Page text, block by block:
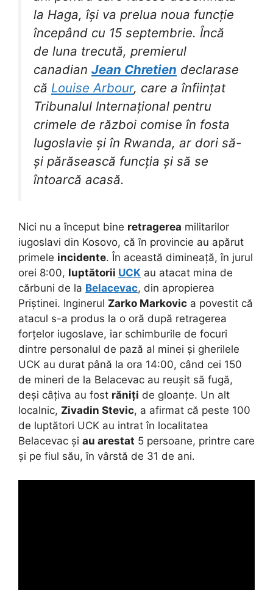
la Haga, își va prelua noua funcție
începând cu 15 septembrie. Încă
de luna trecută, premierul
canadian Jean Chretien declarase
că Louise Arbour, care a înființat
Tribunalul Internațional pentru
crimele de război comise în fosta
Iugoslavie și în Rwanda, ar dori să-
și părăsească funcția și să se
întoarcă acasă.
Nici nu a început bine retragerea militarilor
iugoslavi din Kosovo, că în provincie au apărut
primele incidente. În această dimineață, în jurul
orei 8:00, luptătorii UCK au atacat mina de
cărbuni de la Belacevac, din apropierea
Priștinei. Inginerul Zarko Markovic a povestit că
atacul s-a produs la o oră după retragerea
forțelor iugoslave, iar schimburile de focuri
dintre personalul de pază al minei și gherilele
UCK au durat până la ora 14:00, când cei 150
de mineri de la Belacevac au reușit să fugă,
deși câțiva au fost răniți de gloanțe. Un alt
localnic, Zivadin Stevic, a afirmat că peste 100
de luptători UCK au intrat în localitatea
Belacevac și au arestat 5 persoane, printre care
și pe fiul său, în vârstă de 31 de ani.